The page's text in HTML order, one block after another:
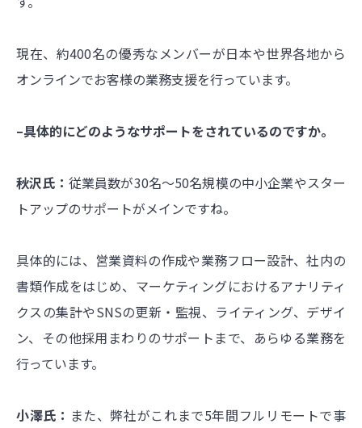
現在、約400名の優秀なメンバーが日本や世界各地から
オンラインでお客様の業務支援を行っています。
–具体的にどのようなサポートをされているのですか。
秋沢氏： 従業員数が30名～50名規模の中小企業やスター
トアップのサポートがメインですね。
具体的には、営業資料の作成や業務フロー設計、社内の
書類作成をはじめ、マーケティングにおけるアナリティ
クスの集計やSNSの更新・監視、ライティング、デザイ
ン、その他採用まわりのサポートまで、あらゆる業務を
行っています。
小澤氏： また、弊社がこれまで5年間フルリモートで事